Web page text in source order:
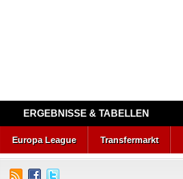
ERGEBNISSE & TABELLEN
Europa League Transfermarkt